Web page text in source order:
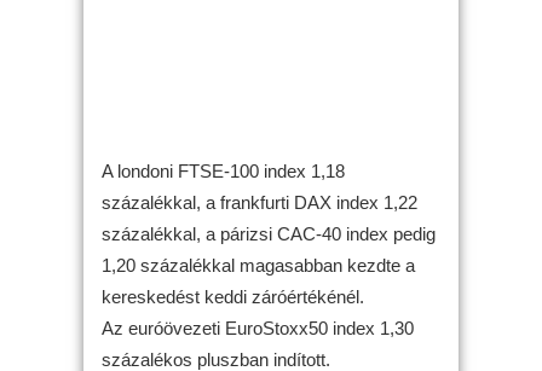
A londoni FTSE-100 index 1,18
százalékkal, a frankfurti DAX index 1,22
százalékkal, a párizsi CAC-40 index pedig
1,20 százalékkal magasabban kezdte a
kereskedést keddi záróértékénél.
Az euróövezeti EuroStoxx50 index 1,30
százalékos pluszban indított.